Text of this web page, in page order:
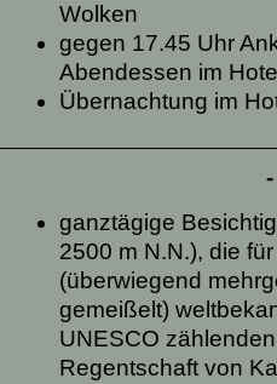
Wolken
gegen 17.45 Uhr
Abendessen im
Übernachtung im
ganztägige
2500 m N.N.), die
(überwiegend
gemeißelt)
UNESCO
Regentschaft von